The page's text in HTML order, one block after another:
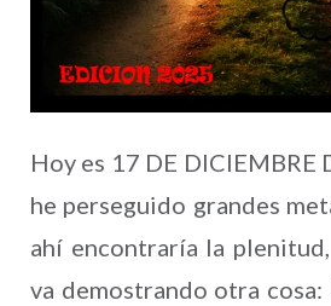
Hoy es 17 DE DICIEMBRE
he perseguido grandes
ahí encontraría la
va demostrando otra